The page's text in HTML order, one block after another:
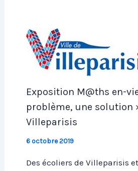
Exposition M@ths en-
problème, une solution
Villeparisis
6 octobre 2019
Des écoliers de Villeparisis